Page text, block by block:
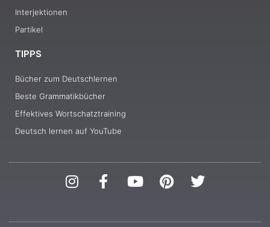
Interjektionen
Partikel
TIPPS
Bücher zum Deutschlernen
Beste Grammatikbücher
Effektives Wortschatztraining
Deutsch lernen auf YouTube
I
n
t
F
a
e
Y
o
t
P
i
t
T
w
t